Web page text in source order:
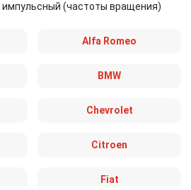
(частоты вращения)
Alfa Romeo
BMW
Chevrolet
Citroen
Fiat